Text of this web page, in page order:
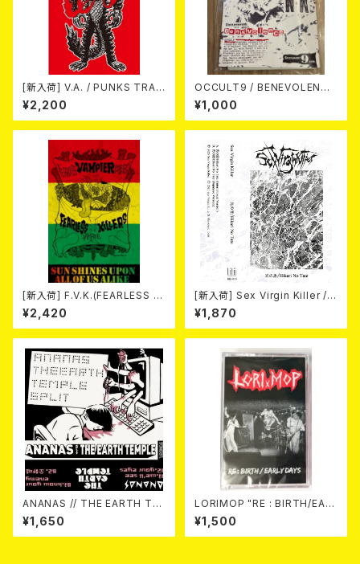
[新入荷] V.A. / PUNKS TRAV
EL GUIDE SHIZUOKA (カセッ
ト)
¥2,200
OCCULT9 / BENEVOLENCE
(LTD.150) カセット
¥1,000
[新入荷] F.V.K.(FEARLESS V
AMPIER KILLERS) / SUN SH
INES UPON ALL OF US ALI
KE (CASSETTE)
¥2,420
[新入荷] Sex Virgin Killer /
光の盾/Hikari No Tate (CAS
SETTE)
¥1,870
ANANAS // THE EARTH TE
MPLE / (Split) "Uron Alpha
Split Series 1" TAPE (Ltd.2
50 with DL) カセットテープ
¥1,650
LORIMOP "RE : BIRTH/EAR
LY DAYS" TAPE (Ltd.100)
¥1,500